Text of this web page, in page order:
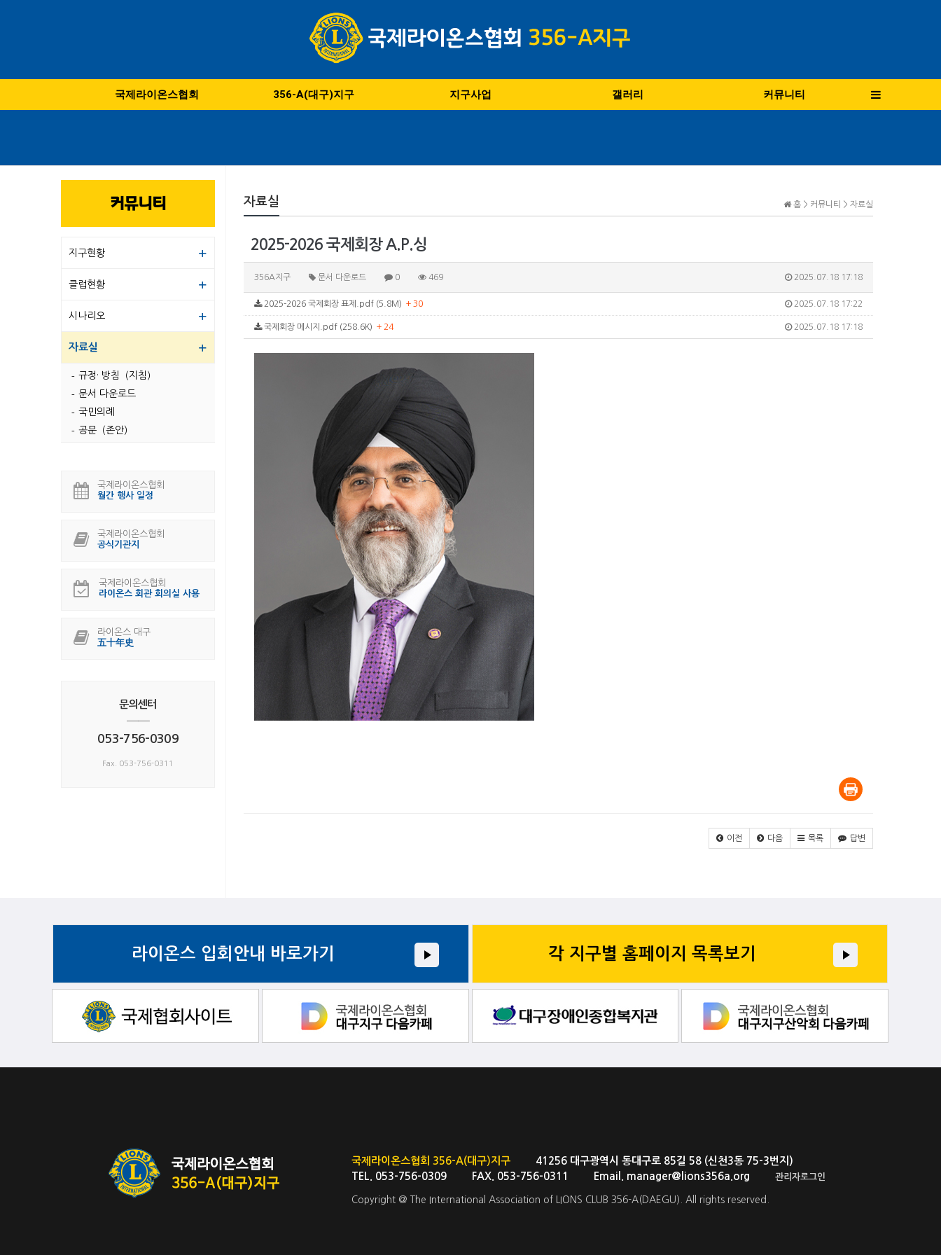
국제라이온스협회 356-A(대구)지구 지구사업 갤러리 커뮤니티
홈 > 커뮤니티 > 자료실
자료실
2025-2026 국제회장 A.P.싱
356A지구 문서 다운로드 0 469 2025.07.18 17:18
2025.07.18 17:22
2025-2026 국제회장 표제.pdf (5.8M) + 30
2025.07.18 17:18
국제회장 메시지.pdf (258.6K) + 24
이전 다음 목록 답변
커뮤니티
지구현황
클럽현황
시나리오
자료실
규정· 방침（지침）
문서 다운로드
국민의례
공문（존안）
국제라이온스협회
월간 행사 일정
국제라이온스협회
공식기관지
국제라이온스협회
라이온스 회관 회의실 사용
라이온스 대구
五十年史
문의센터
──
053-756-0309
Fax. 053-756-0311
라이온스 입회안내 바로가기 각 지구별 홈페이지 목록보기
국제라이온스협회 356-A(대구)지구 41256 대구광역시 동대구로 85길 58 (신천3동 75-3번지)
TEL. 053-756-0309 FAX. 053-756-0311 Email. manager@lions356a.org 관리자로그인
Copyright @ The International Association of LIONS CLUB 356-A(DAEGU). All rights reserved.